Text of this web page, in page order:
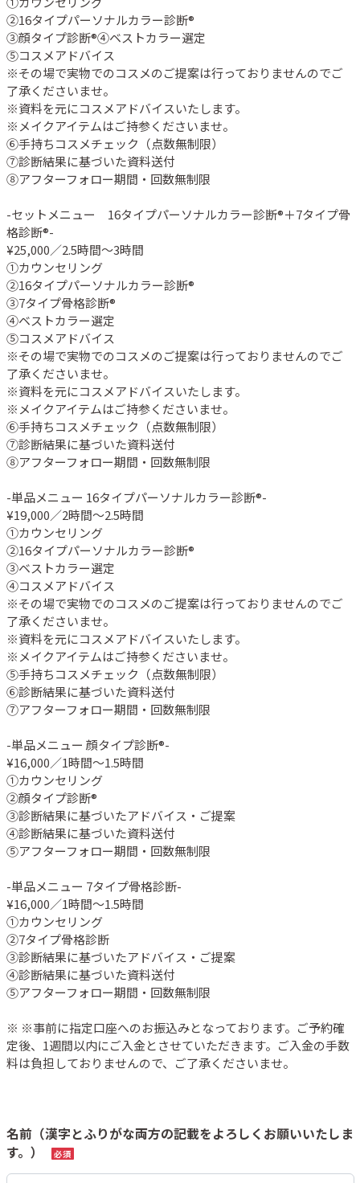
②16タイプパーソナルカラー診断®︎
③顔タイプ診断®︎④ベストカラー選定
⑤コスメアドバイス
※その場で実物でのコスメのご提案は行っておりませんのでご
了承くださいませ。
※資料を元にコスメアドバイスいたします。
※メイクアイテムはご持参くださいませ。
⑥手持ちコスメチェック（点数無制限）
⑦診断結果に基づいた資料送付
⑧アフターフォロー期間・回数無制限
-セットメニュー　16タイプパーソナルカラー診断®︎＋7タイプ骨
格診断®︎-
¥25,000／2.5時間〜3時間
①カウンセリング
②16タイプパーソナルカラー診断®︎
③7タイプ骨格診断®︎
④ベストカラー選定
⑤コスメアドバイス
※その場で実物でのコスメのご提案は行っておりませんのでご
了承くださいませ。
※資料を元にコスメアドバイスいたします。
※メイクアイテムはご持参くださいませ。
⑥手持ちコスメチェック（点数無制限）
⑦診断結果に基づいた資料送付
⑧アフターフォロー期間・回数無制限
-単品メニュー 16タイプパーソナルカラー診断®︎-
¥19,000／2時間〜2.5時間
①カウンセリング
②16タイプパーソナルカラー診断®︎
③ベストカラー選定
④コスメアドバイス
※その場で実物でのコスメのご提案は行っておりませんのでご
了承くださいませ。
※資料を元にコスメアドバイスいたします。
※メイクアイテムはご持参くださいませ。
⑤手持ちコスメチェック（点数無制限）
⑥診断結果に基づいた資料送付
⑦アフターフォロー期間・回数無制限
-単品メニュー 顔タイプ診断®︎-
¥16,000／1時間〜1.5時間
①カウンセリング
②顔タイプ診断®︎
③診断結果に基づいたアドバイス・ご提案
④診断結果に基づいた資料送付
⑤アフターフォロー期間・回数無制限
-単品メニュー 7タイプ骨格診断-
¥16,000／1時間〜1.5時間
①カウンセリング
②7タイプ骨格診断
③診断結果に基づいたアドバイス・ご提案
④診断結果に基づいた資料送付
⑤アフターフォロー期間・回数無制限
※ ※事前に指定口座へのお振込みとなっております。ご予約確
定後、1週間以内にご入金とさせていただきます。ご入金の手数
料は負担しておりませんので、ご了承くださいませ。
名前（漢字とふりがな両方の記載をよろしくお願いいたしま
す。）
必須